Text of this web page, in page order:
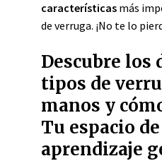
características más
de verruga. ¡No te lo
Descubre los
tipos de
manos y
Tu espacio
aprendizaje